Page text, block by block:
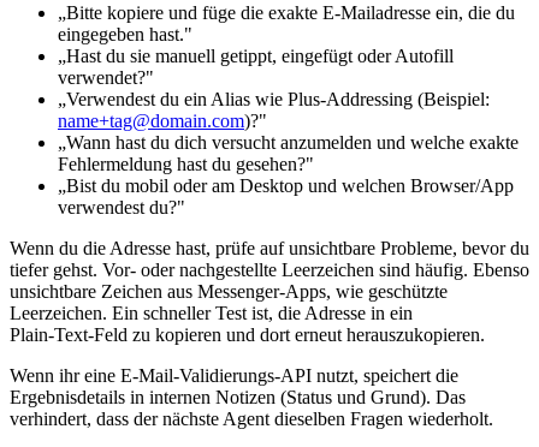
„Bitte kopiere und füge die exakte E‑Mailadresse ein, die du
eingegeben hast."
„Hast du sie manuell getippt, eingefügt oder Autofill
verwendet?"
„Verwendest du ein Alias wie Plus‑Addressing (Beispiel:
name+tag@domain.com)?"
„Wann hast du dich versucht anzumelden und welche exakte
Fehlermeldung hast du gesehen?"
„Bist du mobil oder am Desktop und welchen Browser/App
verwendest du?"
Wenn du die Adresse hast, prüfe auf unsichtbare Probleme, bevor du
tiefer gehst. Vor- oder nachgestellte Leerzeichen sind häufig. Ebenso
unsichtbare Zeichen aus Messenger‑Apps, wie geschützte
Leerzeichen. Ein schneller Test ist, die Adresse in ein
Plain‑Text‑Feld zu kopieren und dort erneut herauszukopieren.
Wenn ihr eine E‑Mail‑Validierungs‑API nutzt, speichert die
Ergebnisdetails in internen Notizen (Status und Grund). Das
verhindert, dass der nächste Agent dieselben Fragen wiederholt.